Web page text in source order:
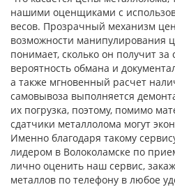
нашими оценщиками с
весов. Прозрачный механизм
возможности манипулирования
понимает, сколько он получит
вероятность обмана и
а также мгновенный расчет
самовывоза выполняется
их погрузка, поэтому, помимо
сдатчики металлолома могут
Именно благодаря такому
лидером в Волоколамске по
лично оценить наш сервис,
металлов по телефону в любое